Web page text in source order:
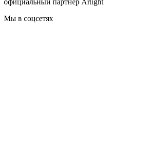
официальный партнер Arlight
Мы в соцсетях